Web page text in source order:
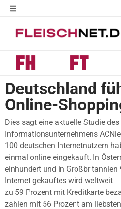
Deutschland
Online-
Dies sagt eine aktuelle Studie
Informationsunternehmens
100 deutschen Internetnutzern
einmal online eingekauft. In
einhundert und in Großbritannien
Internet gekauftes wird weltweit
zu 59 Prozent mit Kreditkarte
zahlen mit 56 Prozent am